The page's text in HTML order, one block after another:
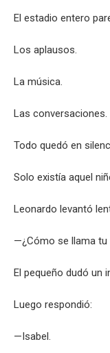
El estadio entero
Los aplausos.
La música.
Las conversaciones.
Todo quedó en
Solo existía aquel
Leonardo levantó
—¿Cómo se llama tu
El pequeño dudó un
Luego respondió:
—Isabel.